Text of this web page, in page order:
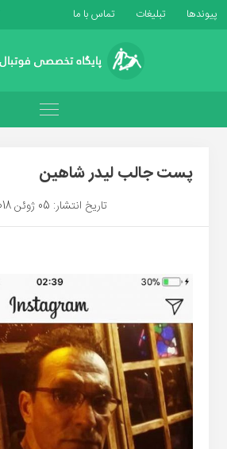
پیوندها تبلیغات تماس با ما
پست جالب لیدر شاهین
تاریخ انتشار: 05 ژوئن 2018